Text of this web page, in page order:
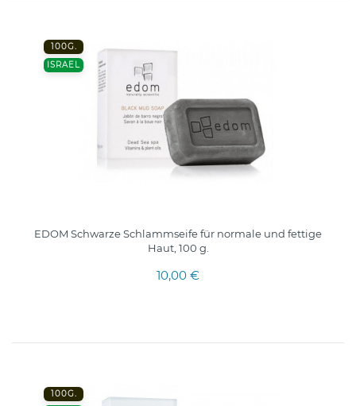
100G.
ISRAEL
EDOM Schwarze Schlammseife für normale und fettige
Haut, 100 g.
10,00 €
100G.